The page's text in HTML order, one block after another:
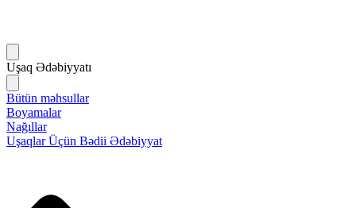
Uşaq Ədəbiyyatı
Bütün məhsullar
Boyamalar
Nağıllar
Uşaqlar Üçün Bədii Ədəbiyyat